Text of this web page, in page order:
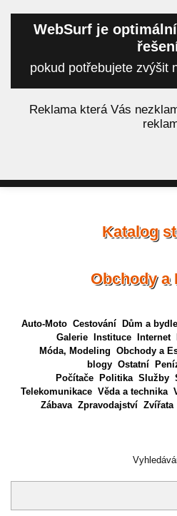
WebSurf je
pokud potřebujete zvýšit
Reklama která Vás
Katalog
Obchody a
Auto-Moto Cestování Dům a
Galerie
Instituce Internet
Móda, Modeling Obchody a
blogy Ostatní
Počítače
Politika Služby
Telekomunikace Věda a technika
Zábava Zpravodajství Zvířata